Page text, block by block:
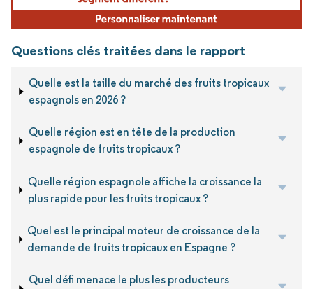
Questions clés traitées dans le rapport
Quelle est la taille du marché des fruits tropicaux
espagnols en 2026 ?
Quelle région est en tête de la production
espagnole de fruits tropicaux ?
Quelle région espagnole affiche la croissance la
plus rapide pour les fruits tropicaux ?
Quel est le principal moteur de croissance de la
demande de fruits tropicaux en Espagne ?
Quel défi menace le plus les producteurs